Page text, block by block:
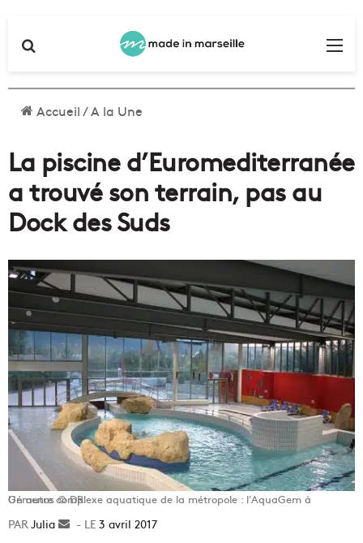
Accueil/A la Une
La piscine d’Euromediterranée
a trouvé son terrain, pas au
Dock des Suds
Un autre complexe aquatique de la métropole : l'AquaGem à Gémenos © DR
Julia
Envoyer3 avril 2017